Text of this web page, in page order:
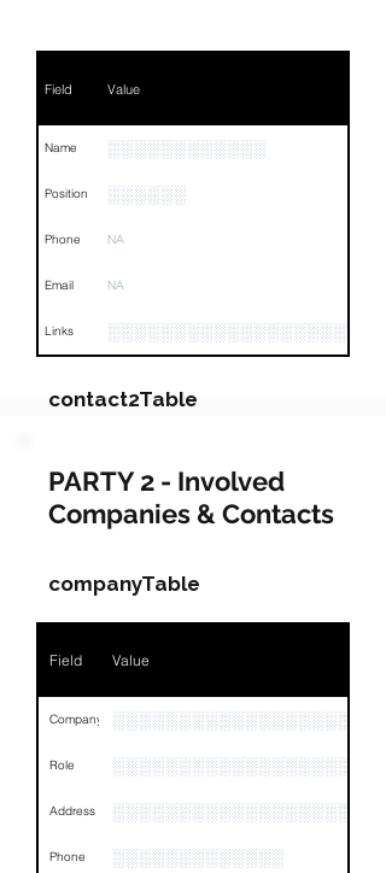
Field Value
Name ░░░░░░░░░░░░
Position ░░░░░░
Phone NA
Email NA
Links
contact2Table
Field Value
Name
Position
Phone NA
Email
Links NA
PARTY 2 - Involved
Companies & Contacts
companyTable
Field Value
Company
Role ░░░░░░░░░░░░░░░░░░░
Address
Phone ░░░░░░░░░░░░░